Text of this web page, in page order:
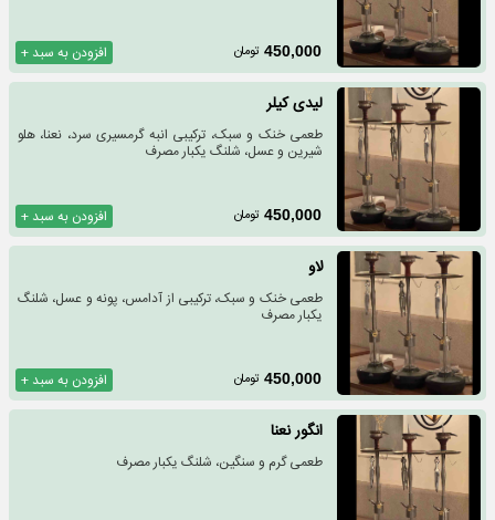
افزودن به سبد + 450,000 تومان
لیدی کیلر
طعمی خنک و سبک، ترکیبی انبه گرمسیری سرد، نعنا، هلو
شیرین و عسل، شلنگ یکبار مصرف
افزودن به سبد + 450,000 تومان
لاو
طعمی خنک و سبک، ترکیبی از آدامس، پونه و عسل، شلنگ
یکبار مصرف
افزودن به سبد + 450,000 تومان
انگور نعنا
طعمی گرم و سنگین، شلنگ یکبار مصرف